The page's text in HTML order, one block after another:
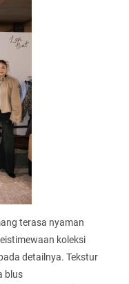
terasa nyaman
koleksi
detailnya. Tekstur
blus